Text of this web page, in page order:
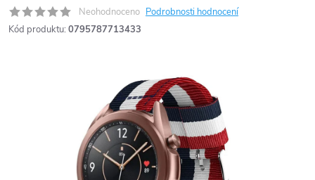
Neohodnoceno Podrobnosti hodnocení
Kód produktu: 0795787713433